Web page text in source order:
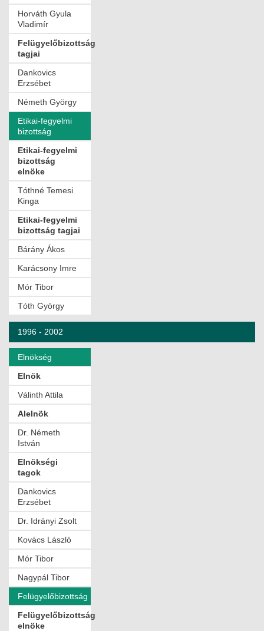
Horváth Gyula
Vladimír
Felügyelőbizottság
tagjai
Dankovics
Erzsébet
Németh György
Etikai-fegyelmi
bizottság
Etikai-fegyelmi
bizottság
elnöke
Tóthné Temesi
Kinga
Etikai-fegyelmi
bizottság tagjai
Bárány Ákos
Karácsony Imre
Mór Tibor
Tóth György
1996 - 2002
Elnökség
Elnök
Válinth Attila
Alelnök
Dr. Németh
István
Elnökségi
tagok
Dankovics
Erzsébet
Dr. Idrányi Zsolt
Kovács László
Mór Tibor
Nagypál Tibor
Felügyelőbizottság
Felügyelőbizottság
elnöke